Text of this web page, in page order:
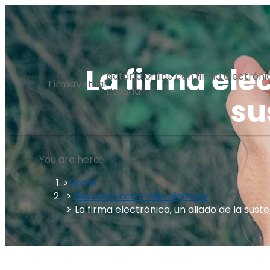
Skip
to
content
FirmaVirtual
Notaría online con firma
notarial
La firma
You are here:
Home
Servicios notariales digitales
La firma electrónica, un aliado de la